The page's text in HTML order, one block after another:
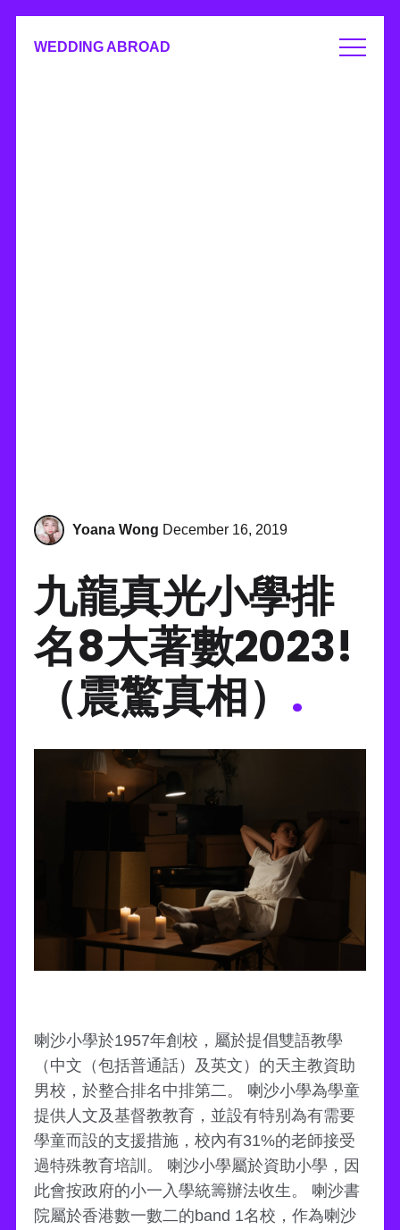
WEDDING ABROAD
Yoana Wong December 16, 2019
九龍真光小學排
名8大著數2023!
（震驚真相） .
喇沙小學於1957年創校，屬於提倡雙語教學
（中文（包括普通話）及英文）的天主教資助
男校，於整合排名中排第二。 喇沙小學為學童
提供人文及基督教教育，並設有特别為有需要
學童而設的支援措施，校內有31%的老師接受
過特殊教育培訓。 喇沙小學屬於資助小學，因
此會按政府的小一入學統籌辦法收生。 喇沙書
院屬於香港數一數二的band 1名校，作為喇沙